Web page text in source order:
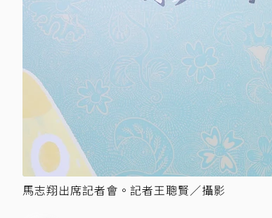
馬志翔出席記者會。記者王聰賢／攝影